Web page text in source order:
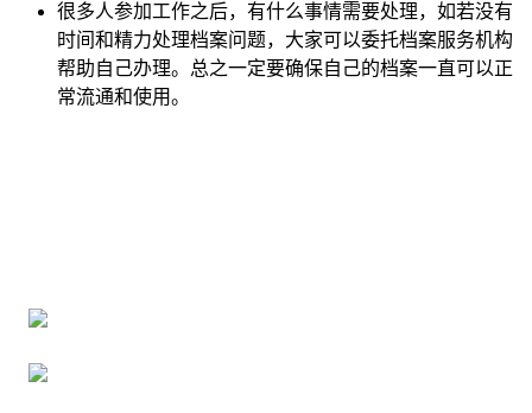
很多人参加工作之后，有什么事情需要处理，如若没有
时间和精力处理档案问题，大家可以委托档案服务机构
帮助自己办理。总之一定要确保自己的档案一直可以正
常流通和使用。